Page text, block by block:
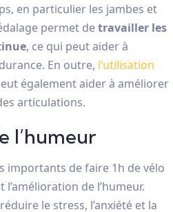
en particulier les jambes et
permet detravailler les
, ce qui peut aider à
En outre, l’utilisation
également aider à améliorer
articulations.
l’humeur
importants de faire 1h de vélo
de l’humeur.
le stress, l’anxiété et la